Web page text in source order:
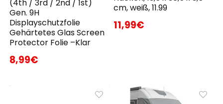
(4th / 3rd / 2nd / 1st)
Gen. 9H
Displayschutzfolie
Gehärtetes Glas Screen
Protector Folie –Klar
8,99€
cm, weiß, 11.99
11,99€